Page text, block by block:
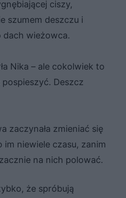
ciszy,
szumem deszczu i
dach wieżowca.
Nika – ale cokolwiek to
Deszcz
zaczynała zmieniać się
im niewiele czasu, zanim
na nich polować.
że spróbują